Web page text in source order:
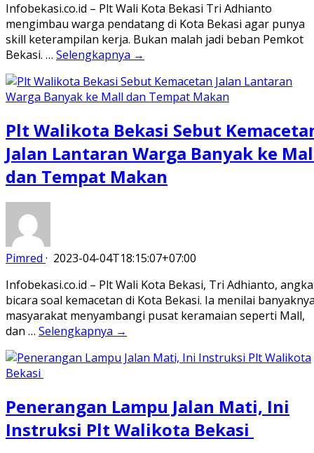
Infobekasi.co.id – Plt Wali Kota Bekasi Tri Adhianto
mengimbau warga pendatang di Kota Bekasi agar punya
skill keterampilan kerja. Bukan malah jadi beban Pemkot
Bekasi. … Selengkapnya →
Plt Walikota Bekasi Sebut
Jalan Lantaran Warga Banyak ke
dan Tempat Makan
Pimred · 2023-04-04T18:15:07+07:00
Infobekasi.co.id – Plt Wali Kota Bekasi, Tri Adhianto,
bicara soal kemacetan di Kota Bekasi. Ia menilai
masyarakat menyambangi pusat keramaian seperti Mall,
dan … Selengkapnya →
Penerangan Lampu Jalan Mati, Ini
Instruksi Plt Walikota Bekasi